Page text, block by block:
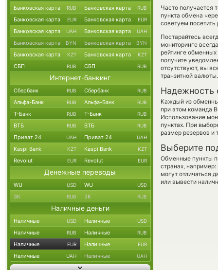
Часто получается
пункта обмена
советуем посетить
Постарайтесь
мониторинге
рейтинге
получите
отсутствуют, вы
транзитной валюты.
Надежность
Каждый из
при этом команда
Использование
пунктах. При
размер резервов и
Выберите
Обменные пункты
странах, например:
могут отличаться
или вывести
Банковская карта RUB Банковская карта RUB
Банковская карта EUR Банковская карта EUR
Банковская карта UAH Банковская карта UAH
Банковская карта BYN Банковская карта BYN
Банковская карта KZT Банковская карта KZT
СБП RUB СБП RUB
Интернет-банкинг
Сбербанк RUB Сбербанк RUB
Альфа-Банк RUB Альфа-Банк RUB
Т-Банк RUB Т-Банк RUB
ВТБ RUB ВТБ RUB
Приват 24 UAH Приват 24 UAH
Kaspi Bank KZT Kaspi Bank KZT
Revolut EUR Revolut EUR
Денежные переводы
WU USD WU USD
ЗК RUB ЗК RUB
Наличные деньги
Наличные USD Наличные USD
Наличные RUB Наличные RUB
Наличные EUR Наличные EUR
Наличные UAH Наличные UAH